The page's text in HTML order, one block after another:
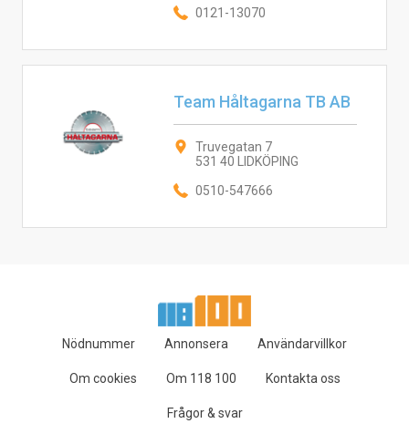
0121-13070
Team Håltagarna TB AB
Truvegatan 7
531 40 LIDKÖPING
0510-547666
Nödnummer Annonsera Användarvillkor
Om cookies Om 118 100 Kontakta oss
Frågor & svar